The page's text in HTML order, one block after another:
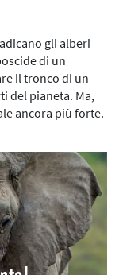
gli alberi
di un
il tronco di un
del pianeta. Ma,
ancora più forte.